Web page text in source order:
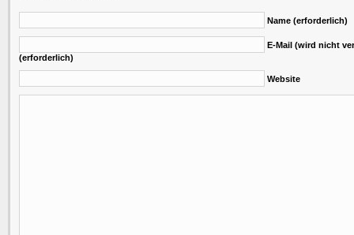
Name (erforderlich)
E-Mail (wird nicht
(erforderlich)
Website